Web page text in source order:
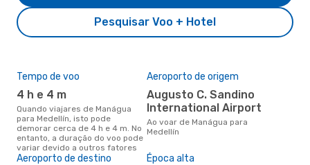
Pesquisar Voo + Hotel
Tempo de voo
4 h e 4 m
Quando viajares de Manágua
para Medellín, isto pode
demorar cerca de 4 h e 4 m. No
entanto, a duração do voo pode
variar devido a outros fatores
Aeroporto de origem
Augusto C. Sandino
International Airport
Ao voar de Manágua para
Medellín
Aeroporto de destino Época alta